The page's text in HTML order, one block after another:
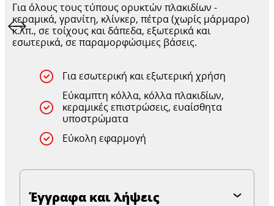
Για όλους τους τύπους ορυκτών πλακιδίων -
κεραμικά, γρανίτη, κλίνκερ, πέτρα (χωρίς μάρμαρο)
κ.λπ., σε τοίχους και δάπεδα, εξωτερικά και
εσωτερικά, σε παραμορφώσιμες βάσεις.
Για εσωτερική και εξωτερική χρήση
Εύκαμπτη κόλλα, κόλλα πλακιδίων,
κεραμικές επιστρώσεις, ευαίσθητα
υποστρώματα
Εύκολη εφαρμογή
Έγγραφα και λήψεις